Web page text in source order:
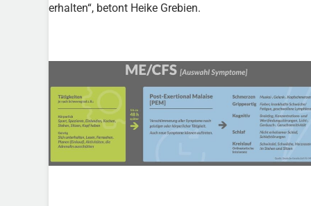
erhalten“, betont Heike Grebien.